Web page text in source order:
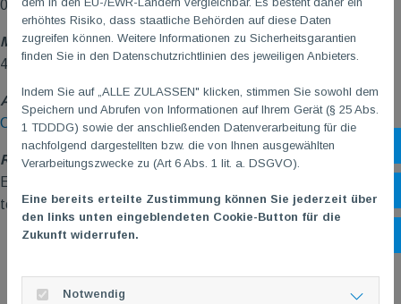
07.03.2027
Min./Max. Teilnehmerzahl?
40/60 – Jeder ist willkommen!
Anmeldung?
Online Anmeldung TG MKrimilesung am 13.03.2027
Rückfragen?
E-Mail:
telefonisch unter 06131/470074 od. 06131/474184.
erhöhtes Risiko, dass staatliche Behörden auf diese Daten
zugreifen können. Weitere Informationen zu Sicherheitsgarantien
finden Sie in den Datenschutzrichtlinien des jeweiligen Anbieters.
Indem Sie auf „ALLE ZULASSEN" klicken, stimmen Sie sowohl dem
Speichern und Abrufen von Informationen auf Ihrem Gerät (§ 25 Abs.
1 TDDDG) sowie der anschließenden Datenverarbeitung für die
nachfolgend dargestellten bzw. die von Ihnen ausgewählten
Verarbeitungszwecke zu (Art 6 Abs. 1 lit. a. DSGVO).
Eine bereits erteilte Zustimmung können Sie jederzeit über
den links unten eingeblendeten Cookie-Button für die
Zukunft widerrufen.
Notwendig